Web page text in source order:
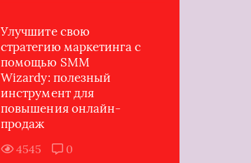
Улучшите свою
стратегию маркетинга с
помощью SMM
Wizardy: полезный
инструмент для
повышения онлайн-
продаж
4545 0